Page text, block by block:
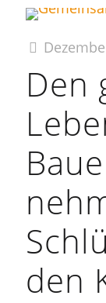
Den
den